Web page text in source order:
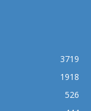
3719
1918
526